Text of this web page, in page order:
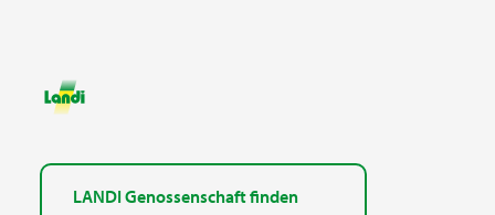
LANDI Genossenschaft finden